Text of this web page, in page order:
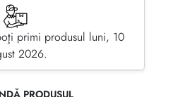
primi produsul luni, 10
2026.